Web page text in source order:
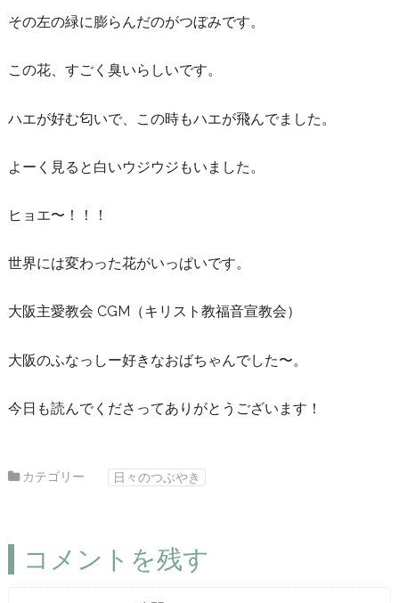
その左の緑に膨らんだのがつぼみです。
この花、すごく臭いらしいです。
ハエが好む匂いで、この時もハエが飛んでました。
よーく見ると白いウジウジもいました。
ヒョエ〜！！！
世界には変わった花がいっぱいです。
大阪主愛教会 CGM（キリスト教福音宣教会）
大阪のふなっしー好きなおばちゃんでした〜。
今日も読んでくださってありがとうございます！
カテゴリー 日々のつぶやき
コメントを残す